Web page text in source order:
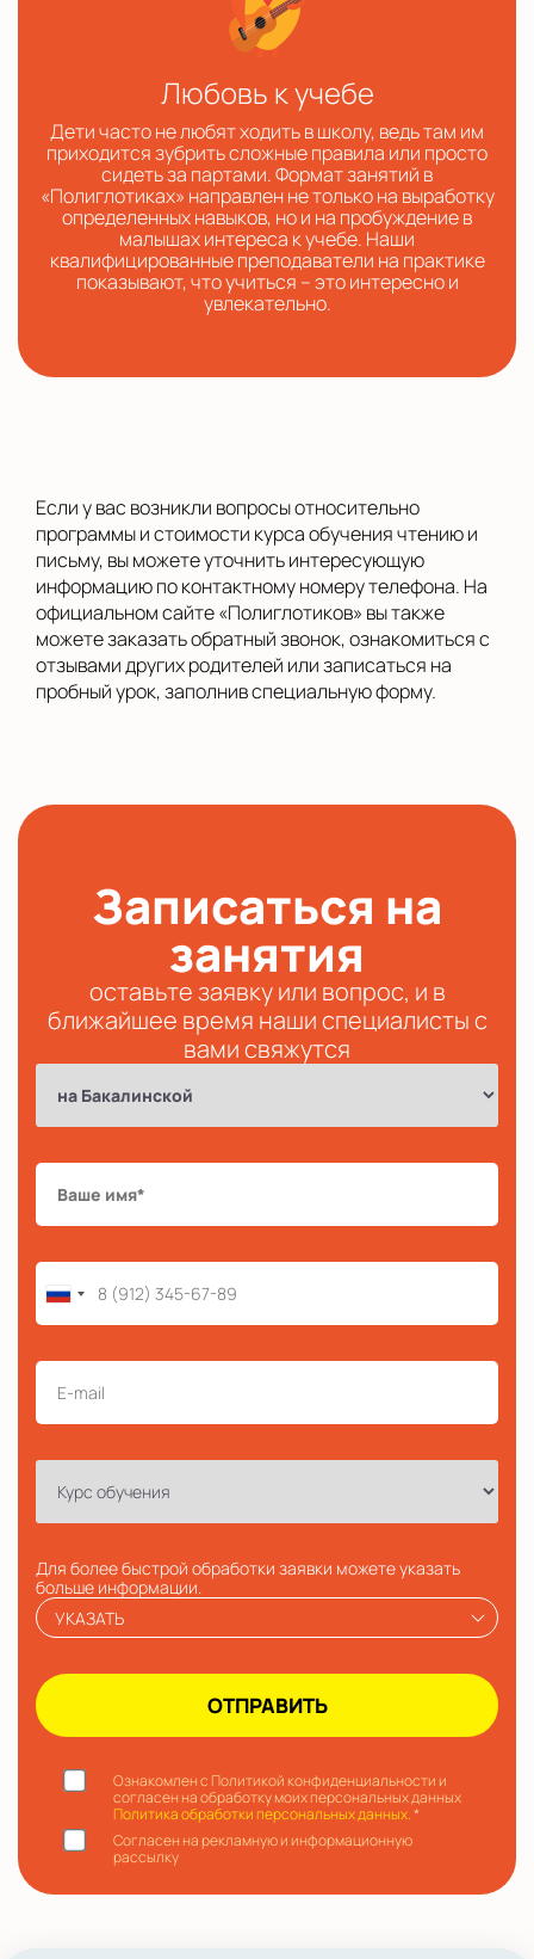
Любовь к учебе
Дети часто не любят ходить в школу, ведь там им
приходится зубрить сложные правила или просто
сидеть за партами. Формат занятий в
«Полиглотиках» направлен не только на выработку
определенных навыков, но и на пробуждение в
малышах интереса к учебе. Наши
квалифицированные преподаватели на практике
показывают, что учиться – это интересно и
увлекательно.
Если у вас возникли вопросы относительно
программы и стоимости курса обучения чтению и
письму, вы можете уточнить интересующую
информацию по контактному номеру телефона. На
официальном сайте «Полиглотиков» вы также
можете заказать обратный звонок, ознакомиться с
отзывами других родителей или записаться на
пробный урок, заполнив специальную форму.
Записаться на
занятия
оставьте заявку или вопрос, и в
ближайшее время наши специалисты с
вами свяжутся
Для более быстрой обработки заявки можете указать
больше информации.
УКАЗАТЬ
Ознакомлен с Политикой конфиденциальности и
согласен на обработку моих персональных данных
Политика обработки персональных данных.*
Согласен на рекламную и информационную
рассылку